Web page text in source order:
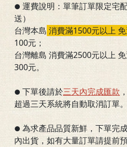
● 運費說明：單筆訂單限定宅
送）
台灣本島 消費滿1500元以上
100元；
台灣離島 消費滿2500元以上
300元。
● 下單後請於三天內完成匯款
超過三天系統將自動取消訂單。
● 為求產品品質新鮮，下單完
內出貨，如有大量訂單請提前預